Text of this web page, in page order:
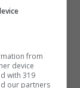
il
Ed
la
in
from
device
with 319
our partners